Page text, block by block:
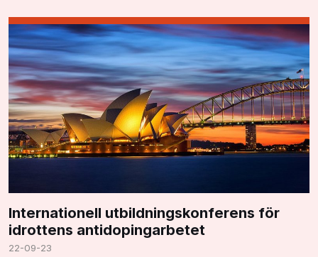
Notes". …
Internationell utbildningskonferens för
idrottens antidopingarbetet
22-09-23